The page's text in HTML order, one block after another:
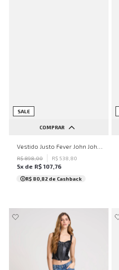
SALE
COMPRAR
PP P M G GG
R$898,00 R$ 538 80
5x de R$ 107,76
R$ 80,82 de Cashback